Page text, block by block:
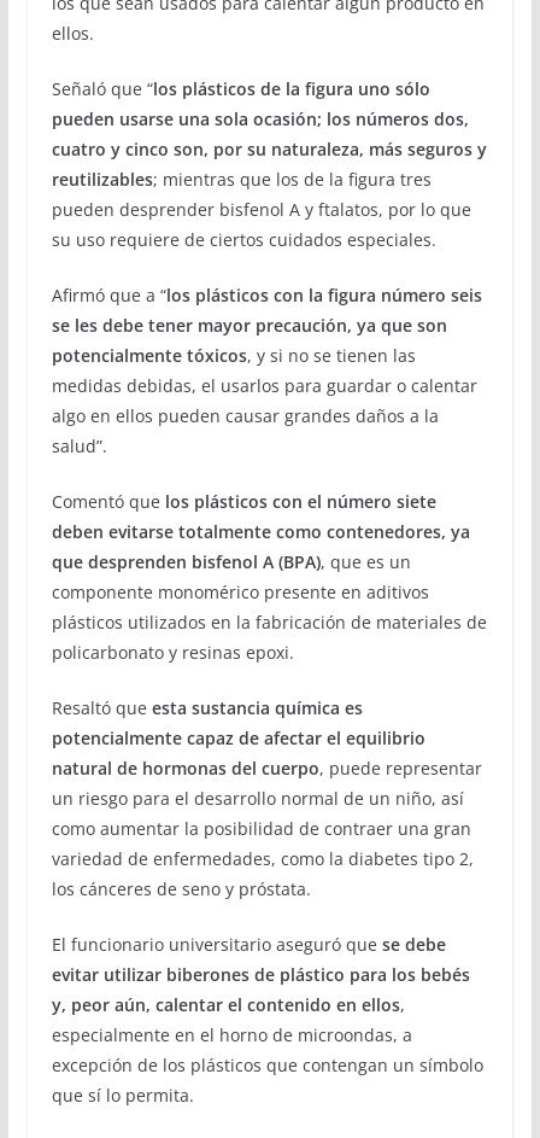
ellos.
Señaló que “los plásticos de la figura uno sólo
pueden usarse una sola ocasión; los números dos,
cuatro y cinco son, por su naturaleza, más seguros y
reutilizables; mientras que los de la figura tres
pueden desprender bisfenol A y ftalatos, por lo que
su uso requiere de ciertos cuidados especiales.
Afirmó que a “los plásticos con la figura número seis
se les debe tener mayor precaución, ya que son
potencialmente tóxicos, y si no se tienen las
medidas debidas, el usarlos para guardar o calentar
algo en ellos pueden causar grandes daños a la
salud”.
Comentó que los plásticos con el número siete
deben evitarse totalmente como contenedores, ya
que desprenden bisfenol A (BPA), que es un
componente monomérico presente en aditivos
plásticos utilizados en la fabricación de materiales de
policarbonato y resinas epoxi.
Resaltó que esta sustancia química es
potencialmente capaz de afectar el equilibrio
natural de hormonas del cuerpo, puede representar
un riesgo para el desarrollo normal de un niño, así
como aumentar la posibilidad de contraer una gran
variedad de enfermedades, como la diabetes tipo 2,
los cánceres de seno y próstata.
El funcionario universitario aseguró que se debe
evitar utilizar biberones de plástico para los bebés
y, peor aún, calentar el contenido en ellos,
especialmente en el horno de microondas, a
excepción de los plásticos que contengan un símbolo
que sí lo permita.